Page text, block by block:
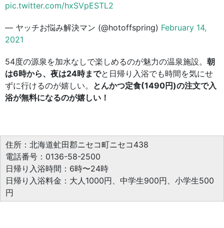
pic.twitter.com/hxSVpESTL2
— ヤッチお悩み解決マン (@hotoffspring) February 14,
2021
54度の源泉を加水なしで楽しめるのが魅力の温泉施設。 朝
は6時から、夜は24時までと日帰り入浴でも時間を気にせ
ずに行けるのが嬉しい。 とんかつ定食(1490円)の注文で入
浴が無料になるのが嬉しい！
住所：北海道虻田郡ニセコ町ニセコ438
電話番号：0136-58-2500
日帰り入浴時間：6時〜24時
日帰り入浴料金：大人1000円、中学生900円、小学生500
円